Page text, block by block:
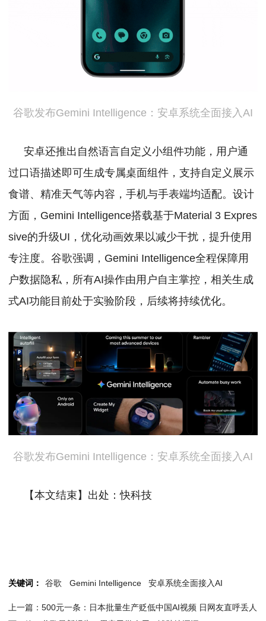
谷歌发布Gemini Intelligence：安卓系统全面接入AI
安卓还推出自然语言自定义小组件功能，用户通
过口语描述即可生成专属桌面组件，支持自定义展示
食谱、精准天气等内容，手机与手表端均适配。 设计
方面，Gemini Intelligence搭载基于Material 3 Expres
sive的升级UI，优化动画效果以减少干扰，提升使用
专注度。 谷歌强调，Gemini Intelligence全程保障用
户数据隐私，所有AI操作由用户自主掌控，相关生成
式AI功能目前处于实验阶段，后续将持续优化。
谷歌发布Gemini Intelligence：安卓系统全面接入AI
【本文结束】出处：快科技
关键词： 谷歌 Gemini Intelligence 安卓系统全面接入AI
上一篇：500元一条：日本批量生产贬低中国AI视频 日网友直呼丢人